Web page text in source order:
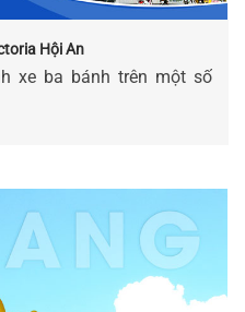
Hội An
xe ba bánh trên một số